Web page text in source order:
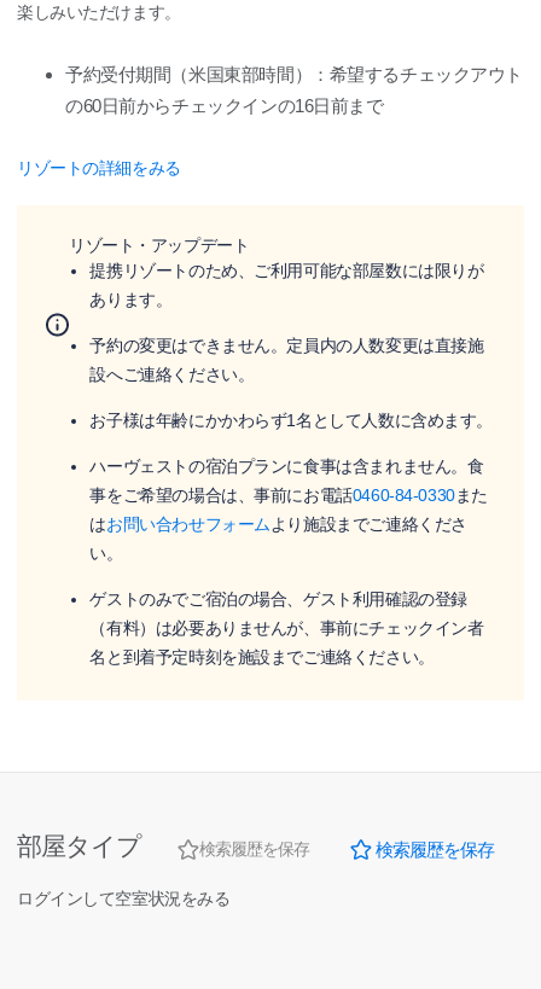
楽しみいただけます。
予約受付期間（米国東部時間）：希望するチェックアウト
の60日前からチェックインの16日前まで
リゾートの詳細をみる
リゾート・アップデート
提携リゾートのため、ご利用可能な部屋数には限りが
あります。
予約の変更はできません。定員内の人数変更は直接施
設へご連絡ください。
お子様は年齢にかかわらず1名として人数に含めます。
ハーヴェストの宿泊プランに食事は含まれません。食
事をご希望の場合は、事前にお電話0460-84-0330また
はお問い合わせフォームより施設までご連絡くださ
い。
ゲストのみでご宿泊の場合、ゲスト利用確認の登録
（有料）は必要ありませんが、事前にチェックイン者
名と到着予定時刻を施設までご連絡ください。
部屋タイプ 検索履歴を保存 検索履歴を保存
ログインして空室状況をみる